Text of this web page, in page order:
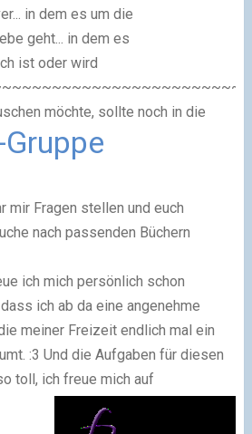
in dem es um die
geht... in dem es
ist oder wird
möchte, sollte noch in die
mir Fragen stellen und euch
nach passenden Büchern
ich mich persönlich schon
ich ab da eine angenehme
meiner Freizeit endlich mal ein
:3 Und die Aufgaben für diesen
toll, ich freue mich auf